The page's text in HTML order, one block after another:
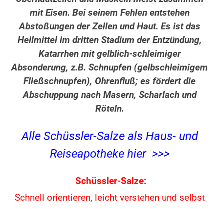
mit Eisen. Bei seinem Fehlen entstehen
Abstoßungen der Zellen und Haut. Es ist das
Heilmittel im dritten Stadium der Entzündung,
Katarrhen mit gelblich-schleimiger
Absonderung, z.B. Schnupfen (gelbschleimigem
Fließschnupfen), Ohrenfluß; es fördert die
Abschuppung nach Masern, Scharlach und
Röteln.
Alle Schüssler-Salze als Haus- und
Reiseapotheke hier >>>
Schüssler-Salze:
Schnell orientieren, leicht verstehen und selbst